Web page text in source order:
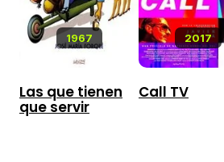
1967
Las que tienen
que servir
2017
Call TV